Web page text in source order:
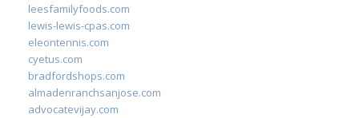
leesfamilyfoods.com
lewis-lewis-cpas.com
eleontennis.com
cyetus.com
bradfordshops.com
almadenranchsanjose.com
advocatevijay.com